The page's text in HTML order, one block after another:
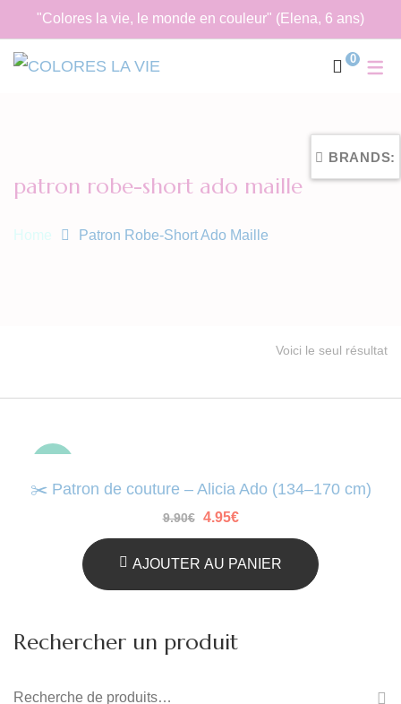
"Colores la vie, le monde en couleur" (Elena, 6 ans)
0
patron robe-short ado maille
Home Patron Robe-Short Ado Maille
Voici le seul résultat
✂️ Patron de couture – Alicia Ado (134–170 cm)
9.90€ Le
était :
9.90€.
4.95€Le
est :
4.95€.
AJOUTER AU PANIER
Rechercher un produit
Recherche
BRANDS: